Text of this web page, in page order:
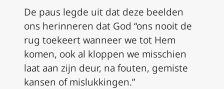
De paus legde uit dat deze beelden
ons herinneren dat God “ons nooit de
rug toekeert wanneer we tot Hem
komen, ook al kloppen we misschien
laat aan zijn deur, na fouten, gemiste
kansen of mislukkingen.”